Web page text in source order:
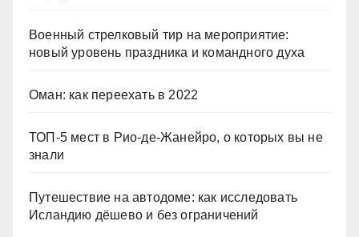
Военный стрелковый тир на мероприятие:
новый уровень праздника и командного духа
Оман: как переехать в 2022
ТОП-5 мест в Рио-де-Жанейро, о которых вы не
знали
Путешествие на автодоме: как исследовать
Исландию дёшево и без ограничений